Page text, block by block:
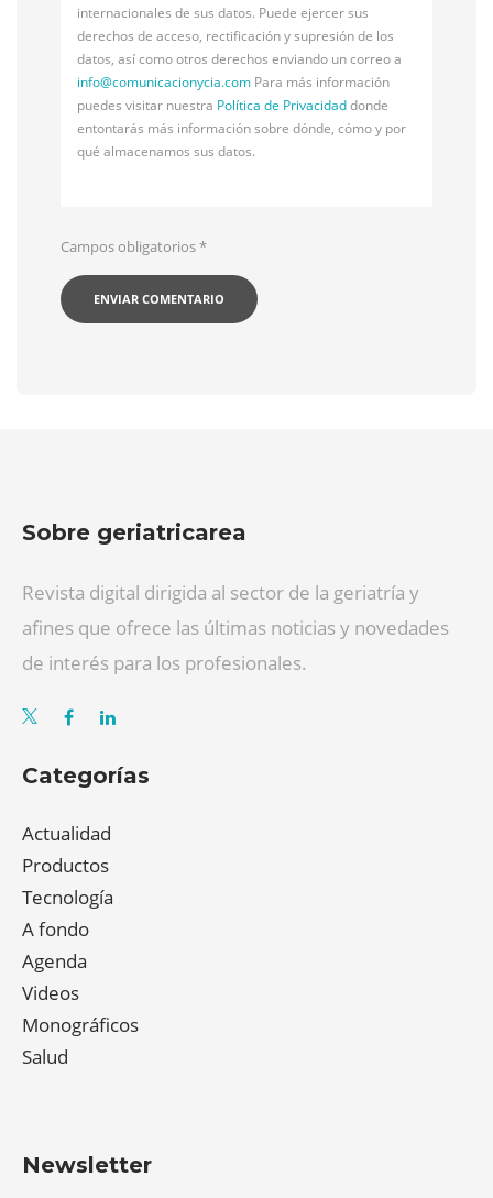
internacionales de sus datos. Puede ejercer sus
derechos de acceso, rectificación y supresión de los
datos, así como otros derechos enviando un correo a
info@comunicacionycia.com Para más información
puedes visitar nuestra Política de Privacidaddonde
entontarás más información sobre dónde, cómo y por
qué almacenamos sus datos.
Campos obligatorios*
Sobre geriatricarea
Revista digital dirigida al sector de la geriatría y
afines que ofrece las últimas noticias y novedades
de interés para los profesionales.
Categorías
Actualidad
Productos
Tecnología
A fondo
Agenda
Videos
Monográficos
Salud
Newsletter